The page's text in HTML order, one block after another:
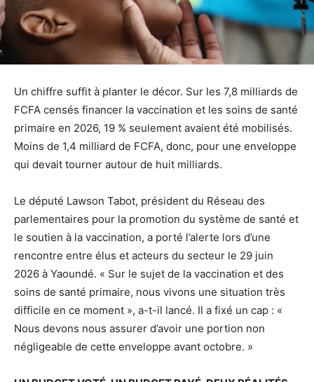
Un chiffre suffit à planter le décor. Sur les 7,8 milliards de
FCFA censés financer la vaccination et les soins de santé
primaire en 2026, 19 % seulement avaient été mobilisés.
Moins de 1,4 milliard de FCFA, donc, pour une enveloppe
qui devait tourner autour de huit milliards.
Le député Lawson Tabot, président du Réseau des
parlementaires pour la promotion du système de santé et
le soutien à la vaccination, a porté l’alerte lors d’une
rencontre entre élus et acteurs du secteur le 29 juin
2026 à Yaoundé. « Sur le sujet de la vaccination et des
soins de santé primaire, nous vivons une situation très
difficile en ce moment », a-t-il lancé. Il a fixé un cap : «
Nous devons nous assurer d’avoir une portion non
négligeable de cette enveloppe avant octobre. »